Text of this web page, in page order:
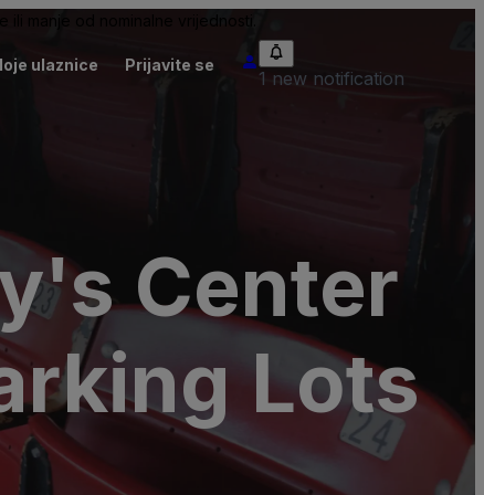
ulaznice Prijavite se
1 new notification
Center
Lots